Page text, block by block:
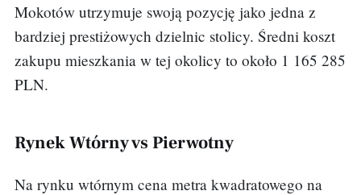
Mokotów utrzymuje swoją pozycję jako jedna z
bardziej prestiżowych dzielnic stolicy. Średni koszt
zakupu mieszkania w tej okolicy to około 1 165 285
PLN.
Rynek Wtórny vs Pierwotny
Na rynku wtórnym cena metra kwadratowego na